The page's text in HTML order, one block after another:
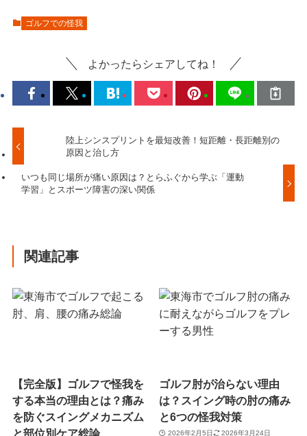
ゴルフでの怪我
よかったらシェアしてね！
陸上シンスプリントを最短改善！短距離・長距離別の
原因と治し方
いつも同じ場所が痛い原因は？とらふぐから学ぶ「運動
学習」とスポーツ障害の深い関係
関連記事
【完全版】ゴルフで怪我を
する本当の理由とは？痛み
を防ぐスイングメカニズム
と部位別ケア総論
ゴルフ肘が治らない理由
は？スイング時の肘の痛み
と6つの怪我対策
2026年2月5日 2026年3月24日